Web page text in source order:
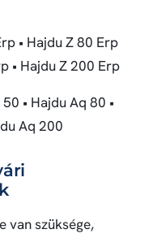
• Hajdu Z 80 Erp
• Hajdu Z 200 Erp
• Hajdu Aq 80 •
Aq 200
van szüksége,